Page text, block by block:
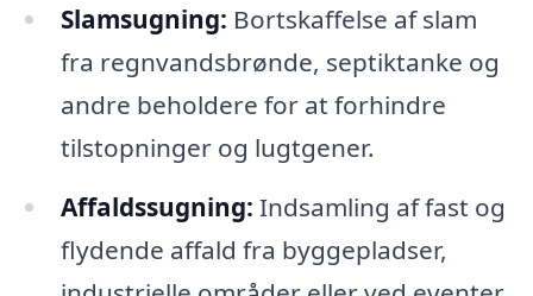
Slamsugning: Bortskaffelse af slam
fra regnvandsbrønde, septiktanke og
andre beholdere for at forhindre
tilstopninger og lugtgener.
Affaldssugning: Indsamling af fast og
flydende affald fra byggepladser,